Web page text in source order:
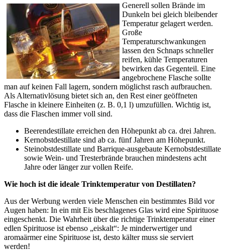
Generell sollen Brände im
Dunkeln bei gleich bleibender
Temperatur gelagert werden.
Große
Temperaturschwankungen
lassen den Schnaps schneller
reifen, kühle Temperaturen
bewirken das Gegenteil. Eine
angebrochene Flasche sollte
man auf keinen Fall lagern, sondern möglichst rasch aufbrauchen.
Als Alternativlösung bietet sich an, den Rest einer geöffneten
Flasche in kleinere Einheiten (z. B. 0,1 l) umzufüllen. Wichtig ist,
dass die Flaschen immer voll sind.
Beerendestillate erreichen den Höhepunkt ab ca. drei Jahren.
Kernobstdestillate sind ab ca. fünf Jahren am Höhepunkt.
Steinobstdestillate und Barrique-ausgebaute Kernobstdestillate
sowie Wein- und Tresterbrände brauchen mindestens acht
Jahre oder länger zur vollen Reife.
Wie hoch ist die ideale Trinktemperatur von Destillaten?
Aus der Werbung werden viele Menschen ein bestimmtes Bild vor
Augen haben: In ein mit Eis beschlagenes Glas wird eine Spirituose
eingeschenkt. Die Wahrheit über die richtige Trinktemperatur einer
edlen Spirituose ist ebenso „eiskalt“: Je minderwertiger und
aromaärmer eine Spirituose ist, desto kälter muss sie serviert
werden!